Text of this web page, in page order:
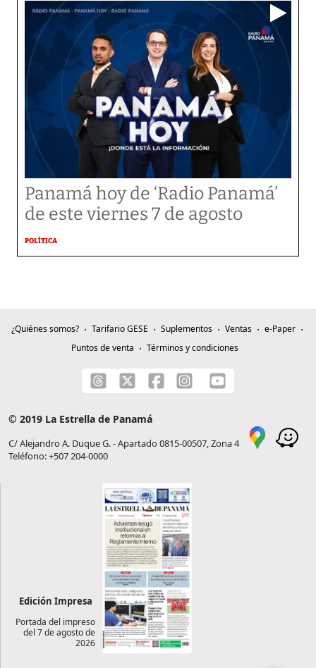
Panamá hoy de ‘Radio Panamá’
de este viernes 7 de agosto
POLÍTICA
¿Quiénes somos? Tarifario GESE Suplementos Ventas
e-Paper
Puntos de venta
Términos y condiciones
© 2019 La Estrella de Panamá
C/ Alejandro A. Duque G. - Apartado 0815-00507, Zona 4
Teléfono: +507 204-0000
Edición Impresa
Portada del impreso
del 7 de agosto de
2026